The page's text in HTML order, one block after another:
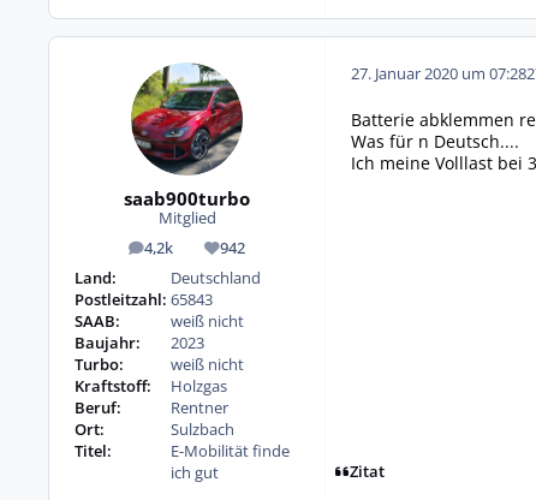
saab900turbo
Mitglied
4,2k
Beiträge 942
Reputation
Land:
Deutschland
Postleitzahl: 65843
SAAB:
weiß nicht
Baujahr:
2023
Turbo:
weiß nicht
Kraftstoff:
Holzgas
Beruf:
Rentner
Ort:
Sulzbach
Titel:
E-Mobilität finde
ich gut
27. Januar 2020 um 07:28
Batterie abklemmen
Was für n Deutsch....
Ich meine Volllast bei
Zitat